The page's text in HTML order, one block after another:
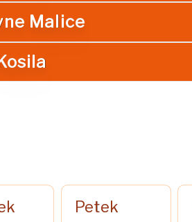
Malice
Petek